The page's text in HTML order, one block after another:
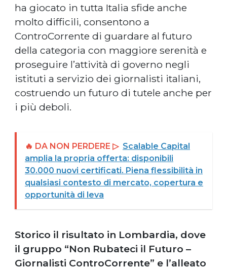
ha giocato in tutta Italia sfide anche
molto difficili, consentono a
ControCorrente di guardare al futuro
della categoria con maggiore serenità e
proseguire l’attività di governo negli
istituti a servizio dei giornalisti italiani,
costruendo un futuro di tutele anche per
i più deboli.
🔥 DA NON PERDERE ▷ Scalable Capital
amplia la propria offerta: disponibili
30.000 nuovi certificati. Piena flessibilità in
qualsiasi contesto di mercato, copertura e
opportunità di leva
Storico il risultato in Lombardia, dove
il gruppo “Non Rubateci il Futuro –
Giornalisti ControCorrente” e l’alleato